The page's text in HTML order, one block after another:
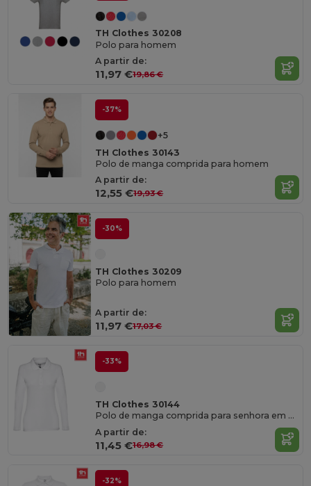
TH Clothes 30208
Polo para homem
A partir de:
11,97 €19,86 €
-37%
+5
TH Clothes 30143
Polo de manga comprida para homem
A partir de:
12,55 €19,93 €
-30%
TH Clothes 30209
Polo para homem
A partir de:
11,97 €17,03 €
-33%
TH Clothes 30144
Polo de manga comprida para senhora em algodão cardado
A partir de:
11,45 €16,98 €
-32%